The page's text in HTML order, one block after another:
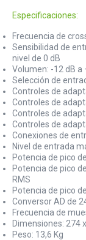
Especificaciones:
Frecuencia de
Sensibilidad de
nivel de 0 dB
Volumen: -12 dB a
Selección de
Controles de
Controles de
Controles de
Controles de
Conexiones de
Nivel de entrada
Potencia de pico
Potencia de pico
RMS
Potencia de pico
Conversor AD de
Frecuencia de
Dimensiones: 274
Peso: 13,6 Kg